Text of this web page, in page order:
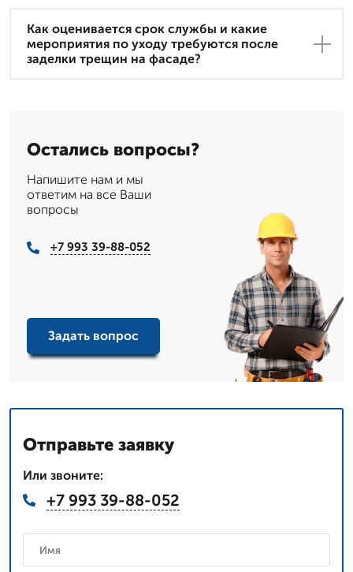
Как оценивается срок службы и какие
мероприятия по уходу требуются после
заделки трещин на фасаде?
Остались вопросы?
Напишите нам и мы
ответим на все Ваши
вопросы
+7 993 39-88-052
Задать вопрос
Отправьте заявку
Или звоните:
+7 993 39-88-052